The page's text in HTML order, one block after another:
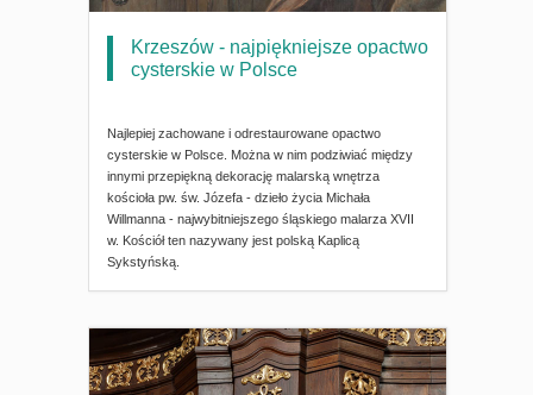
Krzeszów - najpiękniejsze opactwo
cysterskie w Polsce
Najlepiej zachowane i odrestaurowane opactwo
cysterskie w Polsce. Można w nim podziwiać między
innymi przepiękną dekorację malarską wnętrza
kościoła pw. św. Józefa - dzieło życia Michała
Willmanna - najwybitniejszego śląskiego malarza XVII
w. Kościół ten nazywany jest polską Kaplicą
Sykstyńską.